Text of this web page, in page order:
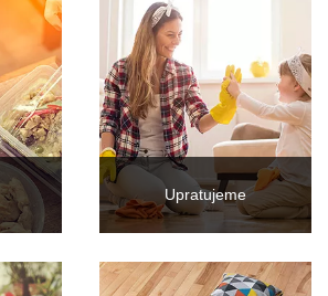
Upratujeme